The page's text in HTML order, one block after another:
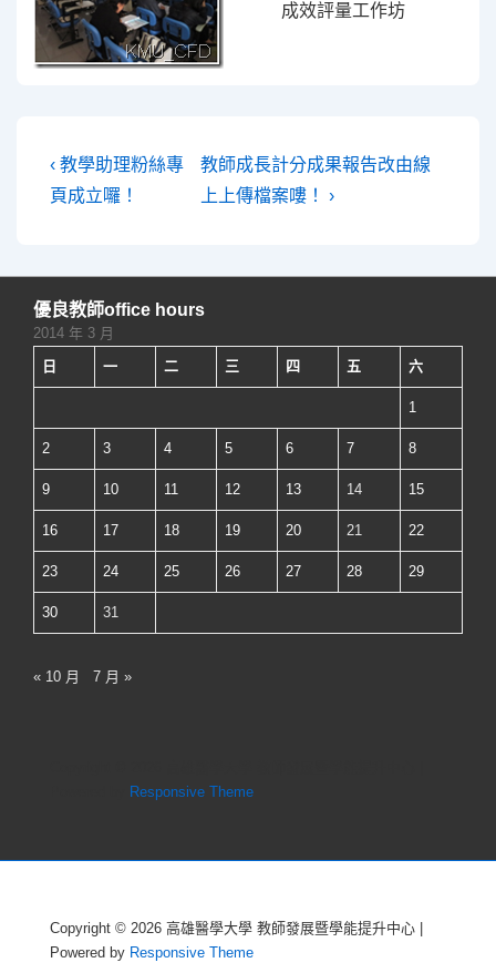
成效評量工作坊
文
章
覽
Previous
Post
‹ 教學助理粉絲專
頁成立囉！
Next
Post
教師成長計分成果報告改由線
上上傳檔案嘍！ ›
優良教師office hours
2014 年 3 月
日
一 二 三 四 五 六
1
2 3 4 5 6 7 8
9 10 11 12 13 14 15
16 17 18 19 20 21 22
23 24 25 26 27 28 29
30 31
« 10 月 7 月 »
Responsive Theme
Copyright © 2026 高雄醫學大學 教師發展暨學能提升中心
Powered by Responsive Theme